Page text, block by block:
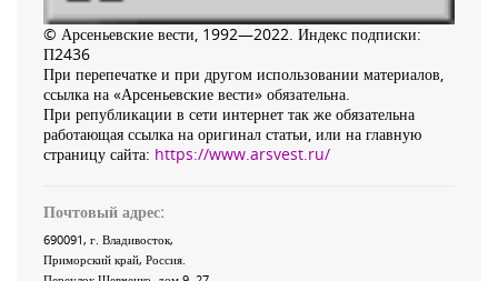
© Арсеньевские вести, 1992—2022. Индекс подписки:
П2436
При перепечатке и при другом использовании материалов,
ссылка на «Арсеньевские вести» обязательна.
При републикации в сети интернет так же обязательна
работающая ссылка на оригинал статьи, или на главную
страницу сайта: https://www.arsvest.ru/
Почтовый адрес:
690091, г. Владивосток,
Приморский край, Россия